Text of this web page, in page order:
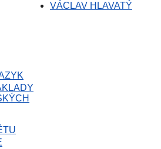
VÁCLAV HLAVATÝ